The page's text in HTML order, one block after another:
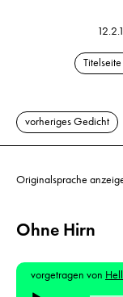
vorheriges Gedicht
Originalsprache
Ohne Hirn
vorgetragen von
Audio-